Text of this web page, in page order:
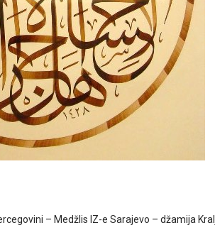
– Medžlis IZ-e Sarajevo – džamija